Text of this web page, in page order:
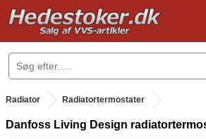
.
Radiator Radiatortermostater
Danfoss Living Design